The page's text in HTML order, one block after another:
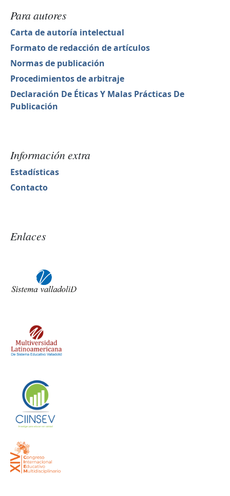
Para autores
Carta de autoría intelectual
Formato de redacción de artículos
Normas de publicación
Procedimientos de arbitraje
Declaración De Éticas Y Malas Prácticas De
Publicación
Información extra
Estadísticas
Contacto
Enlaces